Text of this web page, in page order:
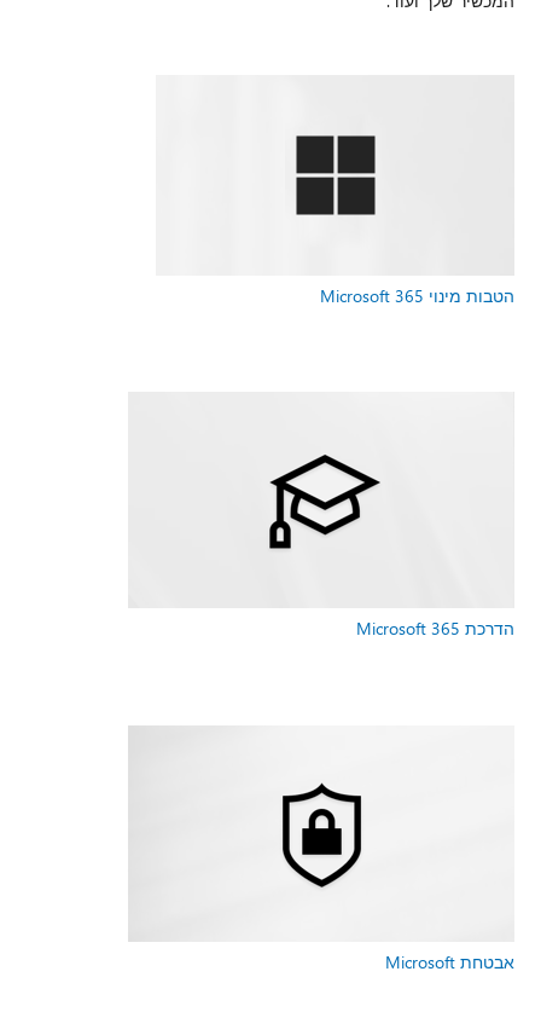
הטבות מינוי Microsoft 365
הדרכת Microsoft 365
אבטחת Microsoft